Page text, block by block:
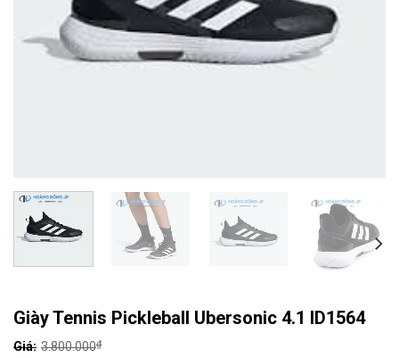
Giày Tennis Pickleball Ubersonic 4.1 ID1564
3.800.000₫